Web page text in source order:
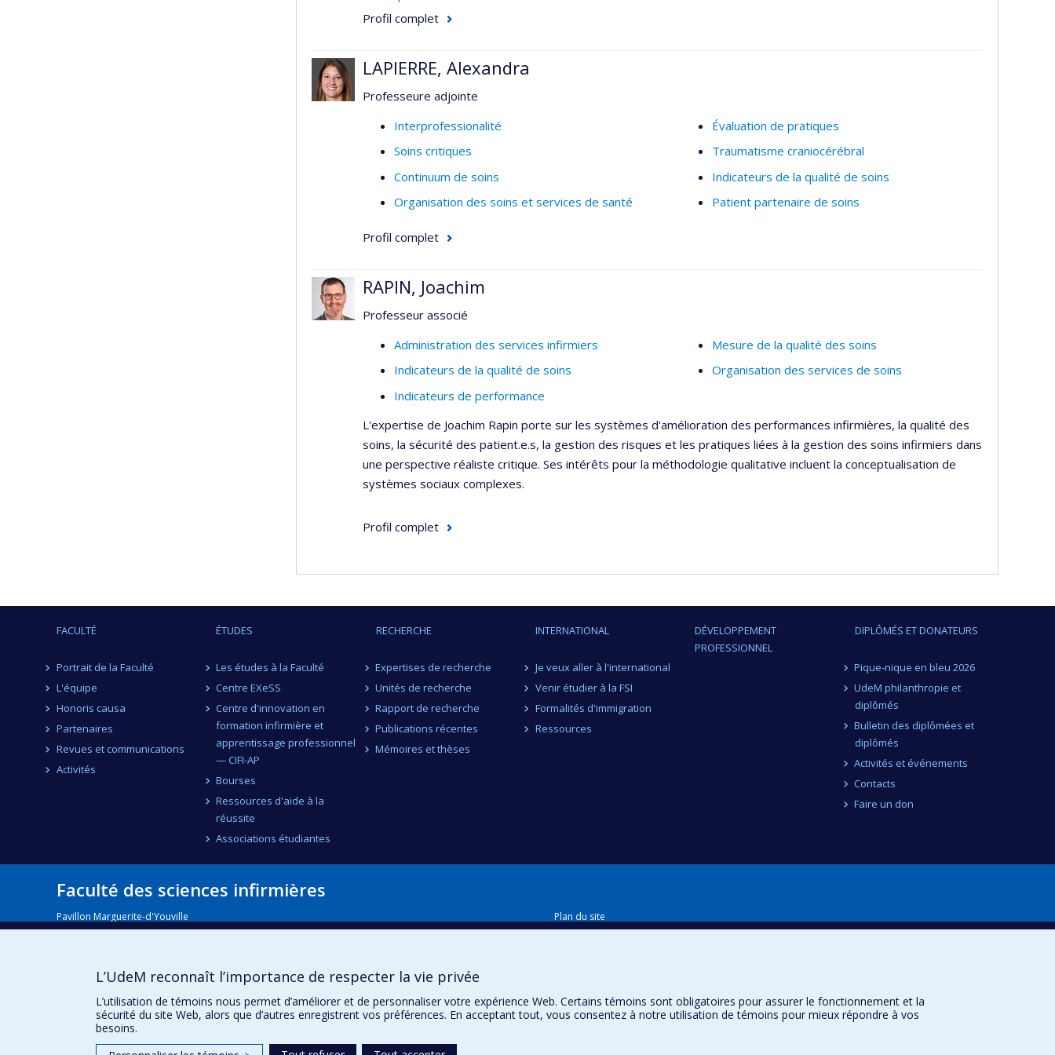
conditions de pratique des IPS en partenariat avec différents acteurs du système de santé.
Soins de première ligne
Modèles organisationnels en première ligne
Role des infirmières en première ligne
Infirmières praticiennes spécialisées
Qualité des soins
Indicateurs de qualité
Profil complet
LAPIERRE, Alexandra
Professeure adjointe
Interprofessionalité
Soins critiques
Continuum de soins
Organisation des soins et services de santé
Évaluation de pratiques
Traumatisme craniocérébral
Indicateurs de la qualité de soins
Patient partenaire de soins
Profil complet
RAPIN, Joachim
Professeur associé
Administration des services infirmiers
Indicateurs de la qualité de soins
Indicateurs de performance
Mesure de la qualité des soins
Organisation des services de soins
L'expertise de Joachim Rapin porte sur les systèmes d'amélioration des performances infirmières, la qualité des
soins, la sécurité des patient.e.s, la gestion des risques et les pratiques liées à la gestion des soins infirmiers dans
une perspective réaliste critique. Ses intérêts pour la méthodologie qualitative incluent la conceptualisation de
systèmes sociaux complexes.
Profil complet
FACULTÉ
Portrait de la Faculté
L'équipe
Honoris causa
Partenaires
Revues et communications
Activités
ÉTUDES
Les études à la Faculté
Centre EXeSS
Centre d'innovation en
formation infirmière et
apprentissage professionnel
— CIFI-AP
Bourses
Ressources d'aide à la
réussite
Associations étudiantes
RECHERCHE
Expertises de recherche
Unités de recherche
Rapport de recherche
Publications récentes
Mémoires et thèses
INTERNATIONAL
Je veux aller à l'international
Venir étudier à la FSI
Formalités d'immigration
Ressources
DÉVELOPPEMENT
PROFESSIONNEL
DIPLÔMÉS ET DONATEURS
Pique-nique en bleu 2026
UdeM philanthropie et
diplômés
Bulletin des diplômées et
diplômés
Activités et événements
Contacts
Faire un don
Faculté des sciences infirmières
Pavillon Marguerite-d'Youville
2375, chemin de la Côte-Sainte-Catherine
Lien Google Maps
Nous joindre
Plan du site
L’UdeM reconnaît l’importance de respecter la vie privée
L’utilisation de témoins nous permet d’améliorer et de personnaliser votre expérience Web. Certains témoins sont obligatoires pour assurer le fonctionnement et la
sécurité du site Web, alors que d’autres enregistrent vos préférences. En acceptant tout, vous consentez à notre utilisation de témoins pour mieux répondre à vos
besoins.